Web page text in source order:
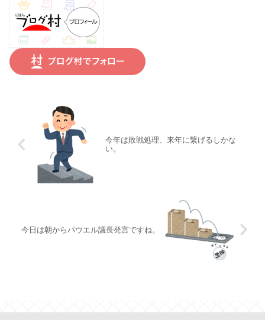
今年は敗戦処理、来年に繋げるしかな
い。
今日は朝からパウエル議長発言ですね。